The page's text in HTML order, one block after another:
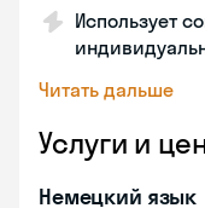
Использует
Читать дальше
Услуги и
Немецкий язык